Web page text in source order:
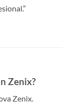
Zenix?
Zenix.